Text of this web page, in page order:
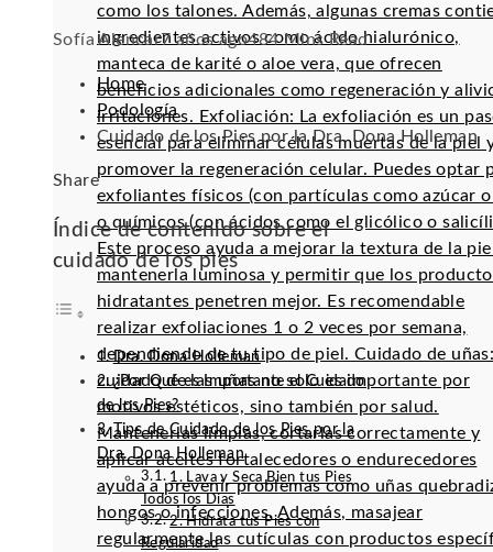
como los talones. Además, algunas cremas
ingredientes activos como ácido hialurónico,
manteca de karité o aloe vera, que ofrecen
beneficios adicionales como regeneración y
irritaciones. Exfoliación: La exfoliación es un
esencial para eliminar células muertas de la piel
promover la regeneración celular. Puedes optar
exfoliantes físicos (con partículas como azúcar o
o químicos (con ácidos como el glicólico o
Este proceso ayuda a mejorar la textura de la
mantenerla luminosa y permitir que los
hidratantes penetren mejor. Es recomendable
realizar exfoliaciones 1 o 2 veces por semana,
dependiendo de tu tipo de piel. Cuidado de
cuidado de las uñas no solo es importante por
motivos estéticos, sino también por salud.
Mantenerlas limpias, cortarlas correctamente y
aplicar aceites fortalecedores o endurecedores
ayuda a prevenir problemas como uñas
hongos o infecciones. Además, masajear
regularmente las cutículas con productos
Sofía Alencar7 años ago484 Mins Read
Home
Podología
Cuidado de los Pies por la Dra. Dona Holleman
Facebook
Twitter
LinkedIn
Pinterest
Stumbleupon
Email
Share
Índice de contenido sobre el
cuidado de los pies
Dra. Dona Holleman
¿Por Qué es Importante el Cuidado
de los Pies?
Tips de Cuidado de los Pies por la
Dra. Dona Holleman
1. Lava y Seca Bien tus Pies
Todos los Días
2. Hidrata tus Pies con
Regularidad